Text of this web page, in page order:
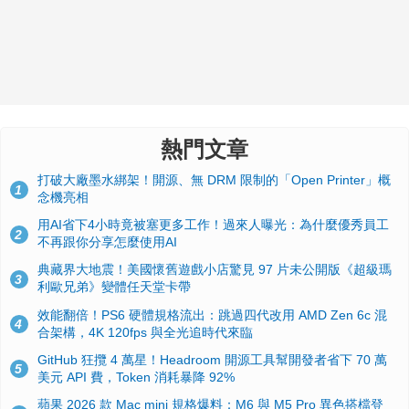
熱門文章
1
打破大廠墨水綁架！開源、無 DRM 限制的「Open Printer」概
念機亮相
2
用AI省下4小時竟被塞更多工作！過來人曝光：為什麼優秀員工
不再跟你分享怎麼使用AI
3
典藏界大地震！美國懷舊遊戲小店驚見 97 片未公開版《超級瑪
利歐兄弟》變體任天堂卡帶
4
效能翻倍！PS6 硬體規格流出：跳過四代改用 AMD Zen 6c 混
合架構，4K 120fps 與全光追時代來臨
5
GitHub 狂攬 4 萬星！Headroom 開源工具幫開發者省下 70 萬
美元 API 費，Token 消耗暴降 92%
蘋果 2026 款 Mac mini 規格爆料：M6 與 M5 Pro 異色搭檔登